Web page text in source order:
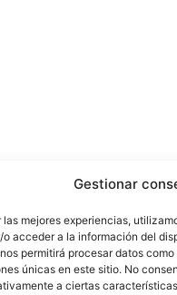
Gestionar
las mejores experiencias,
o acceder a la información del
permitirá procesar datos
únicas en este sitio. No
a ciertas